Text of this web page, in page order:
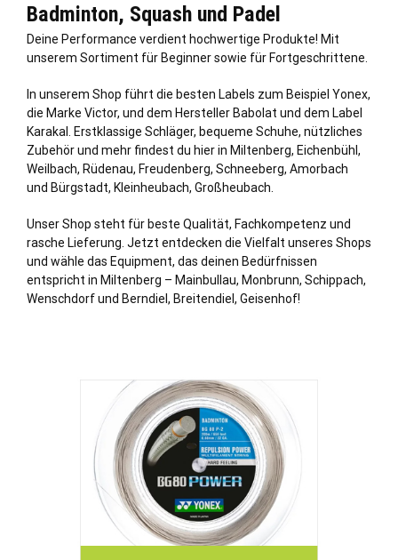
Badminton, Squash und Padel
Deine Performance verdient hochwertige Produkte! Mit
unserem Sortiment für Beginner sowie für Fortgeschrittene.
In unserem Shop führt die besten Labels zum Beispiel Yonex,
die Marke Victor, und dem Hersteller Babolat und dem Label
Karakal. Erstklassige Schläger, bequeme Schuhe, nützliches
Zubehör und mehr findest du hier in Miltenberg, Eichenbühl,
Weilbach, Rüdenau, Freudenberg, Schneeberg, Amorbach
und Bürgstadt, Kleinheubach, Großheubach
Unser Shop steht für beste Qualität, Fachkompetenz und
rasche Lieferung. Jetzt entdecken die Vielfalt unseres Shops
und wähle das Equipment, das deinen Bedürfnissen
entspricht in Miltenberg – Mainbullau, Monbrunn, Schippach,
Wenschdorf und Berndiel, Breitendiel, Geisenhof!